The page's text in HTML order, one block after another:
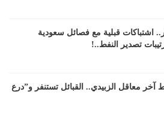
اشتباكات قبلية مع فصائل سعودية
تصدير النفط..!
معاقل الزبيدي.. القبائل تستنفر و”درع